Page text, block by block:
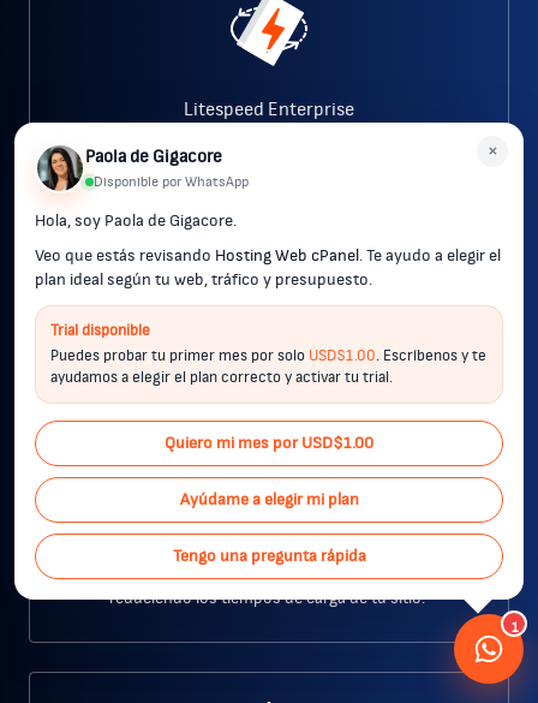
Litespeed Enterprise
Implementamos LiteSpeed de clase Enterprise,
reconocido por superar a servidores tradicionales como
Apache y Nginx, ofreciendo hasta 12 veces más rapidez
SSD NVMe de última generación
Utilizamos discos SSD NVMe que proporcionan
velocidades de lectura y escritura significativamente
superiores, mejorando la experiencia del usuario y
reduciendo los tiempos de carga de tu sitio. ​
×
Paola de Gigacore
Disponible por WhatsApp
Hola, soy Paola de Gigacore.
Veo que estás revisando Hosting Web cPanel . Te ayudo a elegir el
plan ideal según tu web, tráfico y presupuesto.
Trial disponible
Puedes probar tu primer mes por solo USD$1.00. Escríbenos y te
ayudamos a elegir el plan correcto y activar tu trial.
Quiero mi mes por USD$1.00
Ayúdame a elegir mi plan
Tengo una pregunta rápida
1